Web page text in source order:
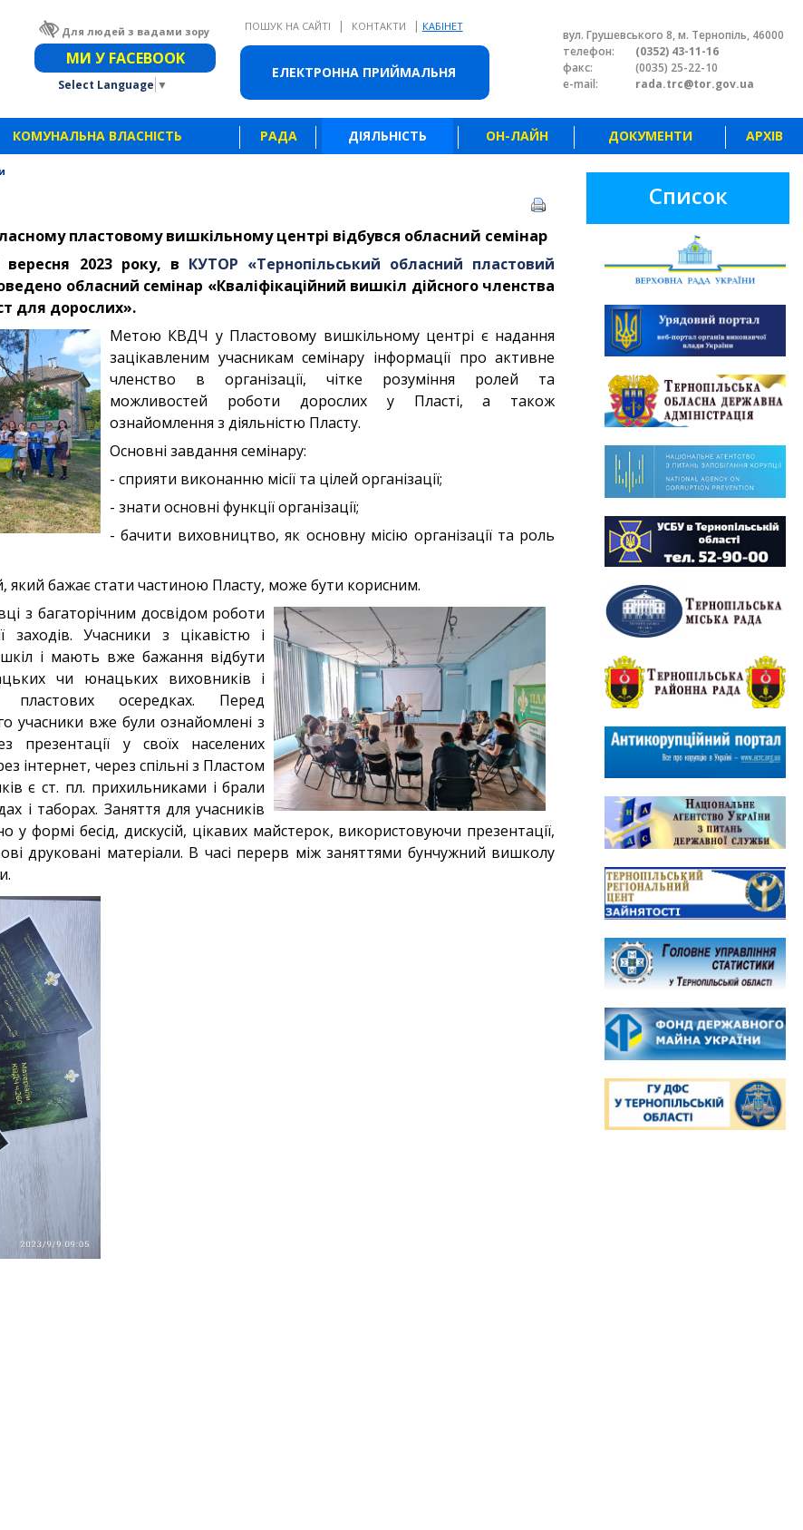
ЕЛЕКТРОННА ПРИЙМАЛЬНЯ
Для людей з вадами зору Звичайна версія сайту
МИ У FACEBOOK
Select Language ▼
ПОШУК НА САЙТІ | КОНТАКТИ | КАБІНЕТ
вул. Грушевського 8, м. Тернопіль, 46000
телефон:
(0352) 43-11-16
факс:
(0035) 25-22-10
e-mail:
rada.trc@tor.gov.ua
КОМУНАЛЬНА ВЛАСНІСТЬ РАДА ДІЯЛЬНІСТЬ ОН-ЛАЙН ДОКУМЕНТИ АРХІВ
пластовому вишкільному центрі відбувся обласний семінар
2023 року, в КУТОР «Тернопільський обласний пластовий
обласний семінар «Кваліфікаційний вишкіл дійсного членства
для дорослих».
Метою КВДЧ у Пластовому вишкільному центрі є надання
зацікавленим учасникам семінару інформації про активне
членство в організації, чітке розуміння ролей та
можливостей роботи дорослих у Пласті, а також
ознайомлення з діяльністю Пласту.
Основні завдання семінару:
- сприяти виконанню місії та цілей організації;
- знати основні функції організації;
- бачити виховництво, як основну місію організації та роль
який бажає стати частиною Пласту, може бути корисним.
з багаторічним досвідом роботи
заходів. Учасники з цікавістю і
і мають вже бажання відбути
чи юнацьких виховників і
осередках. Перед
учасники вже були ознайомлені з
презентації у своїх населених
інтернет, через спільні з Пластом
є ст. пл. прихильниками і брали
і таборах. Заняття для учасників
у формі бесід, дискусій, цікавих майстерок, використовуючи презентації,
друковані матеріали. В часі перерв між заняттями бунчужний вишколу
Список